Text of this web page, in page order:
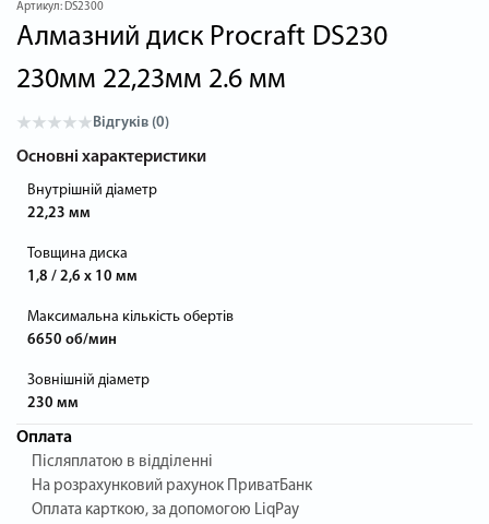
Артикул: DS2300
Алмазний диск Procraft DS230
230мм 22,23мм 2.6 мм
Відгуків (0)
Основні характеристики
Внутрішній діаметр
22,23 мм
Товщина диска
1,8 / 2,6 х 10 мм
Максимальна кількість обертів
6650 об/мин
Зовнішній діаметр
230 мм
Оплата
Післяплатою в відділенні
На розрахунковий рахунок ПриватБанк
Оплата карткою, за допомогою LiqPay